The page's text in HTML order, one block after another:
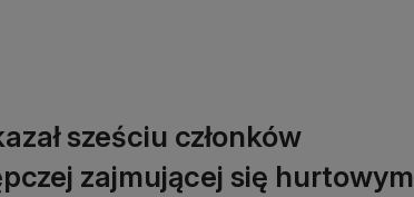
sześciu członków
zajmującej się hurtowym